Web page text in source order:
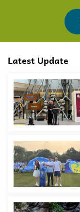
Latest Update